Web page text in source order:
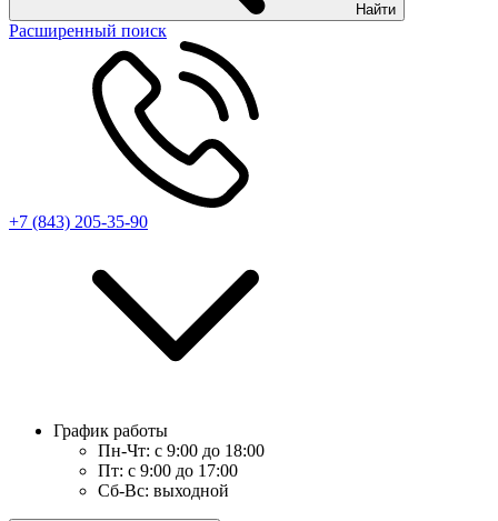
Найти
Расширенный поиск
+7 (843) 205-35-90
График работы
Пн-Чт: с 9:00 до 18:00
Пт: с 9:00 до 17:00
Сб-Вс: выходной